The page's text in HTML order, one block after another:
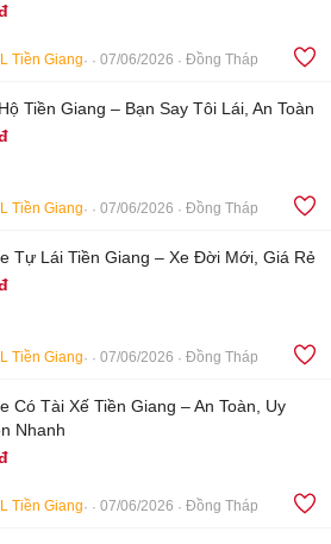
Tiền Giang 07/06/2026 Đồng Tháp
Tiền Giang – Bạn Say Tôi Lái, An Toàn
Tiền Giang 07/06/2026 Đồng Tháp
Tự Lái Tiền Giang – Xe Đời Mới, Giá Rẻ
Tiền Giang 07/06/2026 Đồng Tháp
Có Tài Xế Tiền Giang – An Toàn, Uy
Nhanh
Tiền Giang 07/06/2026 Đồng Tháp